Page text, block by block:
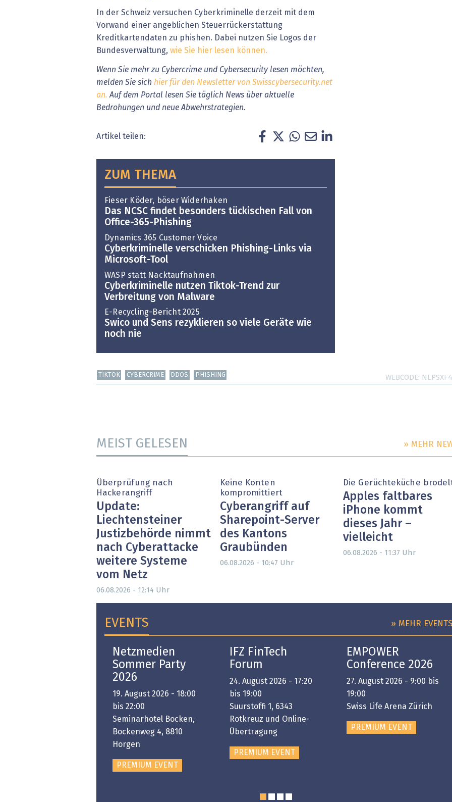
In der Schweiz versuchen Cyberkriminelle derzeit mit dem
Vorwand einer angeblichen Steuerrückerstattung
Kreditkartendaten zu phishen. Dabei nutzen Sie Logos der
Bundesverwaltung, wie Sie hier lesen können.
Wenn Sie mehr zu Cybercrime und Cybersecurity lesen möchten,
melden Sie sich hier für den Newsletter von Swisscybersecurity.net
an. Auf dem Portal lesen Sie täglich News über aktuelle
Bedrohungen und neue Abwehrstrategien.
Artikel teilen:
ZUM THEMA
Fieser Köder, böser Widerhaken
Das NCSC findet besonders tückischen Fall von
Office-365-Phishing
Dynamics 365 Customer Voice
Cyberkriminelle verschicken Phishing-Links via
Microsoft-Tool
WASP statt Nacktaufnahmen
Cyberkriminelle nutzen Tiktok-Trend zur
Verbreitung von Malware
E-Recycling-Bericht 2025
Swico und Sens rezyklieren so viele Geräte wie
noch nie
TIKTOK CYBERCRIME DDOS PHISHING WEBCODE
MEIST GELESEN » MEHR
Überprüfung nach
Hackerangriff
Update:
Liechtensteiner
Justizbehörde nimmt
nach Cyberattacke
weitere Systeme
vom Netz
06.08.2026 - 12:14 Uhr
Keine Konten
kompromittiert
Cyberangriff auf
Sharepoint-Server
des Kantons
Graubünden
06.08.2026 - 10:47 Uhr
Die Gerüchteküche
Apples faltbares
iPhone kommt
dieses Jahr –
vielleicht
06.08.2026 - 11:37 Uhr
EVENTS » MEHR EVENTS
Netzmedien
Sommer Party
2026
19. August 2026 - 18:00
bis 22:00
Seminarhotel Bocken,
Bockenweg 4, 8810
Horgen
PREMIUM EVENT
IFZ FinTech
Forum
24. August 2026 - 17:20
bis 19:00
Suurstoffi 1, 6343
Rotkreuz und Online-
Übertragung
PREMIUM EVENT
EMPOWER
Conference 2026
27. August 2026 - 9:00 bis
19:00
Swiss Life Arena Zürich
PREMIUM EVENT